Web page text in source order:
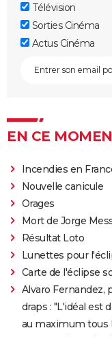
Télévision
Sorties Cinéma
Actus Cinéma
EN CE
Incendies en
Nouvelle canicule
Orages
Mort de Jorge
Résultat Loto
Lunettes pour
Carte de l'éclipse
Alvaro Fernandez,
draps : "L'idéal est
au maximum tous